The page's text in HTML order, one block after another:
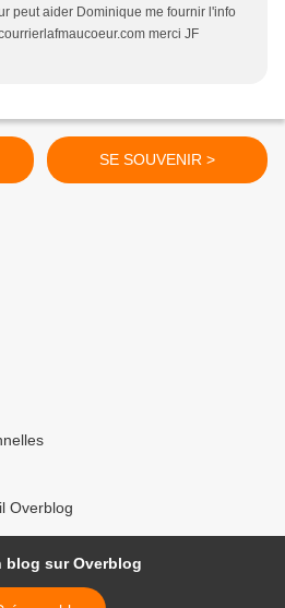
peut aider Dominique me fournir l'info
merci JF
SE SOUVENIR >
Overblog
blog sur Overblog